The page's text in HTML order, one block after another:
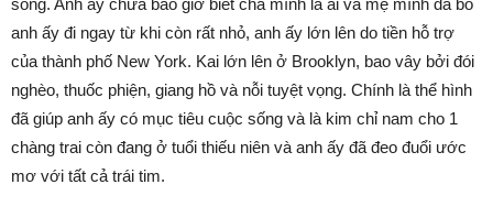
sống. Anh ấy chưa bao giờ biết cha mình là ai và mẹ mình đã bỏ
anh ấy đi ngay từ khi còn rất nhỏ, anh ấy lớn lên do tiền hỗ trợ
của thành phố New York. Kai lớn lên ở Brooklyn, bao vây bởi đói
nghèo, thuốc phiện, giang hồ và nỗi tuyệt vọng. Chính là thể hình
đã giúp anh ấy có mục tiêu cuộc sống và là kim chỉ nam cho 1
chàng trai còn đang ở tuổi thiếu niên và anh ấy đã đeo đuổi ước
mơ với tất cả trái tim.